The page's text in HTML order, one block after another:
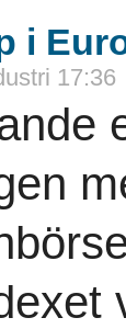
i
17:36